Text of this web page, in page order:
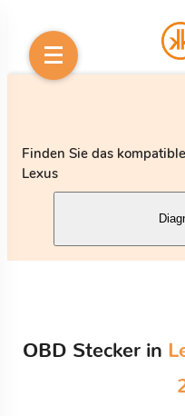
Finden Sie das
Lexus
OBD Stecker in